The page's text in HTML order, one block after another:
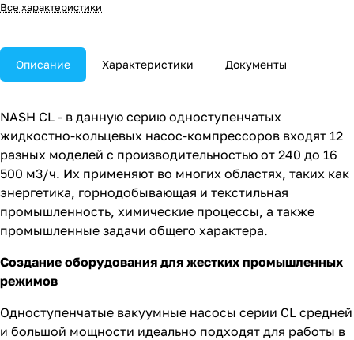
Все характеристики
Описание Характеристики Документы
NASH CL - в данную серию одноступенчатых
жидкостно-кольцевых насос-компрессоров входят 12
разных моделей с производительностью от 240 до 16
500 м3/ч. Их применяют во многих областях, таких как
энергетика, горнодобывающая и текстильная
промышленность, химические процессы, а также
промышленные задачи общего характера.
Создание оборудования для жестких промышленных
режимов
Одноступенчатые вакуумные насосы серии CL средней
и большой мощности идеально подходят для работы в